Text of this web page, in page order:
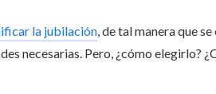
la jubilación, de tal manera que
necesarias. Pero, ¿cómo elegirlo?